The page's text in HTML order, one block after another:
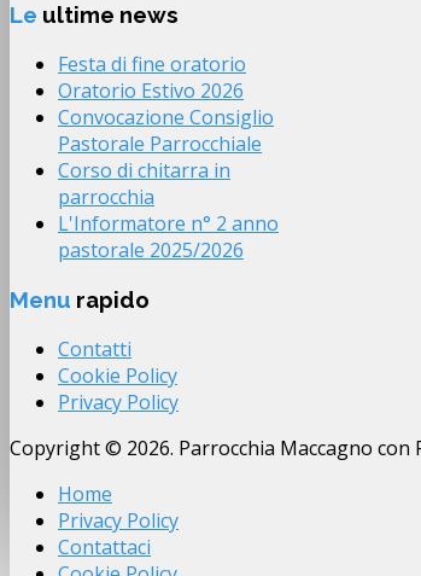
Le ultime news
Festa di fine oratorio
Oratorio Estivo 2026
Convocazione Consiglio
Pastorale Parrocchiale
Corso di chitarra in
parrocchia
L'Informatore n° 2 anno
pastorale 2025/2026
Menu rapido
Contatti
Cookie Policy
Privacy Policy
Copyright © 2026. Parrocchia Maccagno con
Home
Privacy Policy
Contattaci